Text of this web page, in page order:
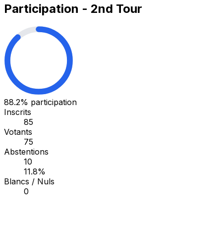
Participation - 2nd Tour
88.2% participation
Inscrits
85
Votants
75
Abstentions
10
11.8%
Blancs / Nuls
0